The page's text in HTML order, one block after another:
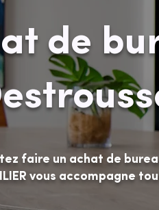
de
faire un achat de
vous accompagne